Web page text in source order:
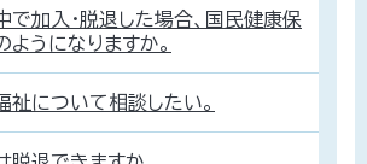
で加入・脱退した場合、国民健康保
ようになりますか。
祉について相談したい。